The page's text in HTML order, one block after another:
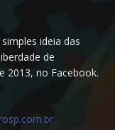
ideia das
de
2013, no Facebook.